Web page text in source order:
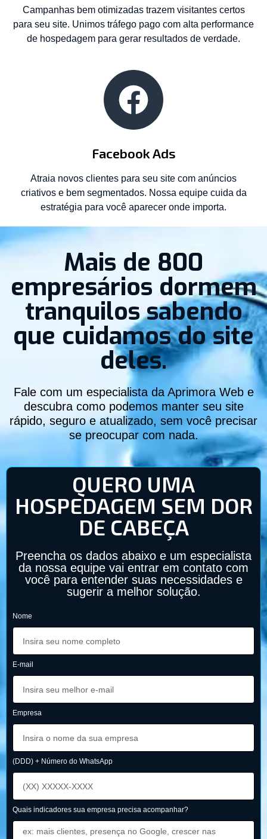
Campanhas bem otimizadas trazem visitantes certos
para seu site. Unimos tráfego pago com alta performance
de hospedagem para gerar resultados de verdade.
Facebook Ads
Atraia novos clientes para seu site com anúncios
criativos e bem segmentados. Nossa equipe cuida da
estratégia para você aparecer onde importa.
Mais de 800
empresários dormem
tranquilos sabendo
que cuidamos do site
deles.
Fale com um especialista da Aprimora Web e
descubra como podemos manter seu site
rápido, seguro e atualizado, sem você precisar
se preocupar com nada.
QUERO UMA
HOSPEDAGEM SEM DOR
DE CABEÇA
Preencha os dados abaixo e um especialista
da nossa equipe vai entrar em contato com
você para entender suas necessidades e
sugerir a melhor solução.
Nome
E-mail
Empresa
(DDD) + Número do WhatsApp
Quais indicadores sua empresa precisa acompanhar?